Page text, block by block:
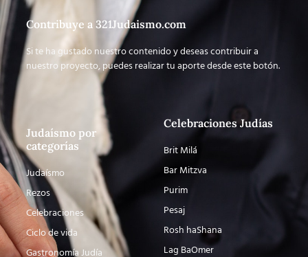
Contribuye a 321Judaismo.com
Si te ha gustado nuestro contenido y deseas contribuir a
nuestro proyecto, puedes realizar tu aporte desde este botón.
Judaísmo por
categorías
Judaísmo
Rezos
Celebraciones
Ciclo de vida
Gastronomía Judía
Celebraciones Judías
Brit Milá
Bar Mitzva
Purim
Pesaj
Rosh haShana
Lag BaOmer